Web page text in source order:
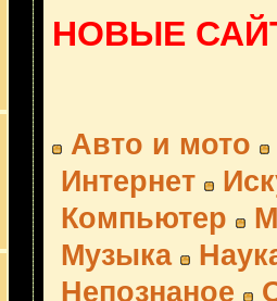
НОВЫЕ
Авто и мото
Интернет
Компьютер
Музыка
Непознаное